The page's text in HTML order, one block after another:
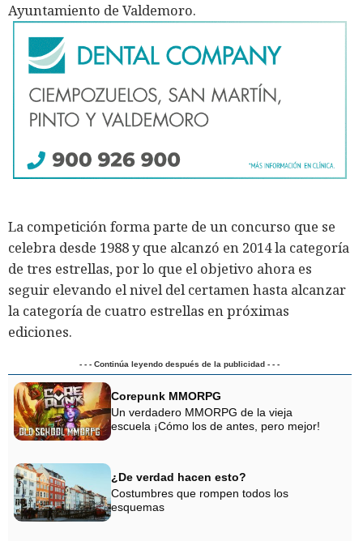
Ayuntamiento de Valdemoro.
La competición forma parte de un concurso que se
celebra desde 1988 y que alcanzó en 2014 la categoría
de tres estrellas, por lo que el objetivo ahora es
seguir elevando el nivel del certamen hasta alcanzar
la categoría de cuatro estrellas en próximas
ediciones.
- - - Continúa leyendo después de la publicidad - - -
Corepunk MMORPG
Un verdadero MMORPG de la vieja
escuela ¡Cómo los de antes, pero mejor!
¿De verdad hacen esto?
Costumbres que rompen todos los
esquemas